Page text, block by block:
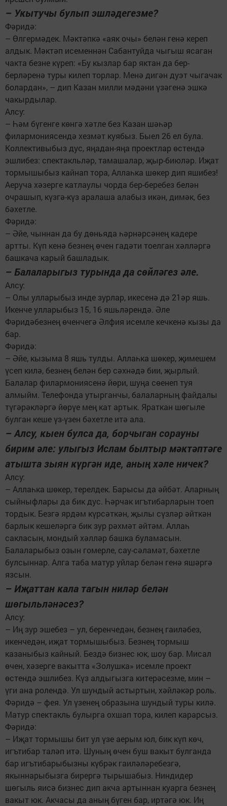
– Укытучы булып эшләдегезме?
Фәридә:
– Өлгермәдек. Мәктәпкә «аяк очы» белән генә кереп
алдык. Мәктәп исеменнән Сабантуйда чыгыш ясаган
чакта безне күреп: «Бу кызлар бар яктан да бер-
берләренә туры килеп торлар. Менә дигән дуэт чыгачак
болардан», – дип Казан милли мәдәни үзәгенә эшкә
чакырдылар.
Алсу:
– Һәм бүгенге көнгә хәтле без Казан шәһәр
филармониясендә хезмәт куябыз. Быел 26 ел була.
Коллективыбыз дус, яңадан-яңа проектлар өстендә
эшлибез: спектакльләр, тамашалар, җыр-биюләр. Иҗат
тормышыбыз кайнап тора, Аллаһка шөкер дип яшибез!
Аеруча хәзерге катлаулы чорда бер-беребез белән
очрашып, күзгә-күз аралаша алабыз икән, димәк, без
бәхетле.
Фәридә:
– Әйе, чыннан да бу дөньяда һәрнәрсәнең кадере
артты. Күп кенә безнең өчен гадәти тоелган хәлләргә
башкача карый башладык.
– Балаларыгыз турында да сөйләгез әле.
Алсу:
– Олы улларыбыз инде зурлар, икесенә дә 21әр яшь.
Икенче улларыбыз 15, 16 яшьләрендә. Әле
Фәридәбезнең өченчегә Әлфия исемле кечкенә кызы да
бар.
Фәридә:
– Әйе, кызыма 8 яшь тулды. Аллаһка шөкер, җимешем
үсеп килә, безнең белән бер сәхнәдә бии, җырлый.
Балалар филармониясенә йөри, шуңа сөенеп туя
алмыйм. Телефонда утырганчы, балаларның файдалы
түгәрәкләргә йөрүе мең кат артык. Яраткан шөгыле
булган кеше үз-үзен бәхетле итә ала.
– Алсу, кыен булса да, борчыган сорауны
бирим әле: улыгыз Ислам былтыр мәктәптәге
атышта зыян күргән иде, аның хәле ничек?
Алсу:
– Аллаһка шөкер, терелдек. Барысы да әйбәт. Аларның
сыйныфлары да бик дус. Һәрчак игътибарларын тоеп
тордык. Безгә ярдәм күрсәткән, җылы сүзләр әйткән
барлык кешеләргә бик зур рәхмәт әйтәм. Аллаһ
сакласын, мондый хәлләр башка буламасын.
Балаларыбыз озын гомерле, сау-сәламәт, бәхетле
булсыннар. Алга таба матур уйлар белән генә яшәргә
язсын.
– Иҗаттан кала тагын ниләр белән
шөгыльләнәсез?
Алсу:
– Иң зур эшебез – ул, беренчедән, безнең гаиләбез,
икенчедән, иҗат тормышыбыз. Безнең тормыш
казаныбыз кайный. Бездә бизнес юк, шоу бар. Мисал
өчен, хәзерге вакытта «Золушка» исемле проект
өстендә эшлибез. Күз алдыгызга китерәсезме, мин –
үги ана ролендә. Ул шундый астыртын, хәйләкәр роль.
Фәридә – фея. Ул үзенең образына шундый туры килә.
Матур спектакль булырга охшап тора, килеп карарсыз.
Фәридә:
– Иҗат тормышы бит ул үзе аерым юл, бик күп көч,
игътибар таләп итә. Шуның өчен буш вакыт булганда
бар игътибарыбызны күбрәк гаиләләребезгә,
якыннарыбызга бирергә тырышабыз. Ниндидер
шөгыль яисә бизнес дип акча артыннан куарга безнең
вакыт юк. Акчасы да аның бүген бар, иртәгә юк. Иң